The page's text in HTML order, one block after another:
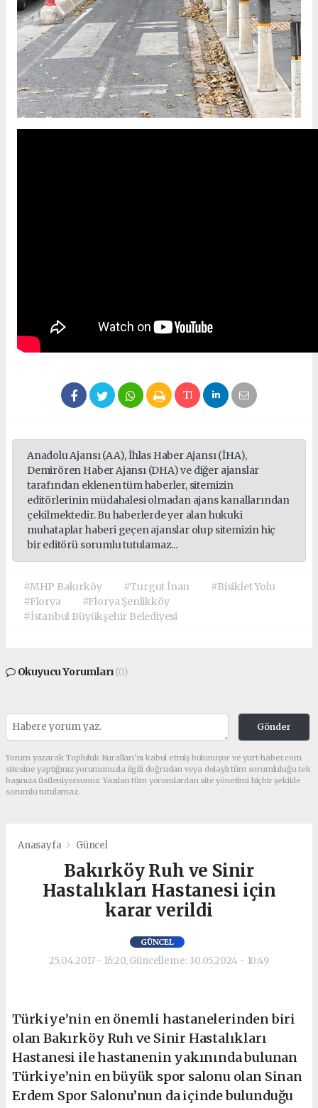
Anadolu Ajansı (AA), İhlas Haber Ajansı (İHA),
Demirören Haber Ajansı (DHA) ve diğer ajanslar
tarafından eklenen tüm haberler, sitemizin
editörlerinin müdahalesi olmadan ajans kanallarından
çekilmektedir. Bu haberlerde yer alan hukuki
muhataplar haberi geçen ajanslar olup sitemizin hiç
bir editörü sorumlu tutulamaz...
#MHP Bakırköy #Turgut İnan
#Bisiklet Yolu
#Florya
#Florya Şenlikköy
#İstanbul Büyükşehir Belediyesi
Okuyucu Yorumları(0)
Gönder
Yorum yazarak Topluluk Kuralları’nı kabul etmiş bulunuyor ve yurt-haber.com
sitesine yaptığınız yorumunuzla ilgili doğrudan veya dolaylı tüm sorumluluğu tek
başınıza üstleniyorsunuz. Yazılan tüm yorumlardan site yönetimi hiçbir şekilde
sorumlu tutulamaz.
Anasayfa Güncel
Bakırköy Ruh ve Sinir
Hastalıkları Hastanesi için
karar verildi
GÜNCEL
25.04.2017 - 16:20, Güncelleme: 30.05.2024 - 10:49
Türkiye’nin en önemli hastanelerinden biri
olan Bakırköy Ruh ve Sinir Hastalıkları
Hastanesi ile hastanenin yakınında bulunan
Türkiye’nin en büyük spor salonu olan Sinan
Erdem Spor Salonu’nun da içinde bulunduğu